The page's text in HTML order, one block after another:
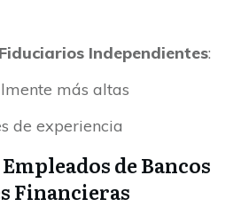
Independientes:
más altas
de experiencia
de Bancos
Financieras